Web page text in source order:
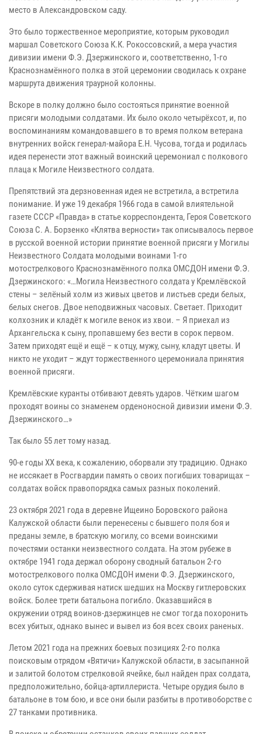
место в Александровском саду.
Это было торжественное мероприятие, которым руководил
маршал Советского Союза К.К. Рокоссовский, а мера участия
дивизии имени Ф.Э. Дзержинского и, соответственно, 1-го
Краснознамённого полка в этой церемонии сводилась к охране
маршрута движения траурной колонны.
Вскоре в полку должно было состояться принятие военной
присяги молодыми солдатами. Их было около четырёхсот, и, по
воспоминаниям командовавшего в то время полком ветерана
внутренних войск генерал-майора Е.Н. Чусова, тогда и родилась
идея перенести этот важный воинский церемониал с полкового
плаца к Могиле Неизвестного солдата.
Препятствий эта дерзновенная идея не встретила, а встретила
понимание. И уже 19 декабря 1966 года в самой влиятельной
газете СССР «Правда» в статье корреспондента, Героя Советского
Союза С. А. Борзенко «Клятва верности» так описывалось первое
в русской военной истории принятие военной присяги у Могилы
Неизвестного Солдата молодыми воинами 1-го
мотострелкового Краснознамённого полка ОМСДОН имени Ф.Э.
Дзержинского: «…Могила Неизвестного солдата у Кремлёвской
стены – зелёный холм из живых цветов и листьев среди белых,
белых снегов. Двое неподвижных часовых. Светает. Приходит
колхозник и кладёт к могиле венок из хвои. – Я приехал из
Архангельска к сыну, пропавшему без вести в сорок первом.
Затем приходят ещё и ещё – к отцу, мужу, сыну, кладут цветы. И
никто не уходит – ждут торжественного церемониала принятия
военной присяги.
Кремлёвские куранты отбивают девять ударов. Чётким шагом
проходят воины со знаменем орденоносной дивизии имени Ф.Э.
Дзержинского…»
Так было 55 лет тому назад.
90-е годы ХХ века, к сожалению, оборвали эту традицию. Однако
не иссякает в Росгвардии память о своих погибших товарищах –
солдатах войск правопорядка самых разных поколений.
23 октября 2021 года в деревне Ищеино Боровского района
Калужской области были перенесены с бывшего поля боя и
преданы земле, в братскую могилу, со всеми воинскими
почестями останки неизвестного солдата. На этом рубеже в
октябре 1941 года держал оборону сводный батальон 2-го
мотострелкового полка ОМСДОН имени Ф.Э. Дзержинского,
около суток сдерживая натиск шедших на Москву гитлеровских
войск. Более трети батальона погибло. Оказавшийся в
окружении отряд воинов-дзержинцев не смог тогда похоронить
всех убитых, однако вынес и вывел из боя всех своих раненых.
Летом 2021 года на прежних боевых позициях 2-го полка
поисковым отрядом «Вятичи» Калужской области, в засыпанной
и залитой болотом стрелковой ячейке, был найден прах солдата,
предположительно, бойца-артиллериста. Четыре орудия было в
батальоне в том бою, и все они были разбиты в противоборстве с
27 танками противника.